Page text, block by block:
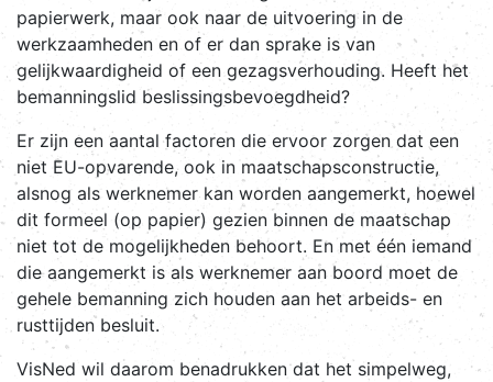
papierwerk, maar ook naar de uitvoering in de
werkzaamheden en of er dan sprake is van
gelijkwaardigheid of een gezagsverhouding. Heeft het
bemanningslid beslissingsbevoegdheid?
Er zijn een aantal factoren die ervoor zorgen dat een
niet EU-opvarende, ook in maatschapsconstructie,
alsnog als werknemer kan worden aangemerkt, hoewel
dit formeel (op papier) gezien binnen de maatschap
niet tot de mogelijkheden behoort. En met één iemand
die aangemerkt is als werknemer aan boord moet de
gehele bemanning zich houden aan het arbeids- en
rusttijden besluit.
VisNed wil daarom benadrukken dat het simpelweg,